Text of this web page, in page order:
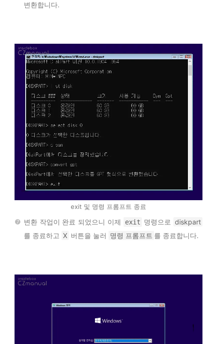
변환합니다.
exit 및 명령 프롬프트 종료
변환 작업이 완료 되었으니 이제 exit 명령으로 diskpart
를 종료하고 X 버튼을 눌러 명령 프롬프트 를 종료합니다.